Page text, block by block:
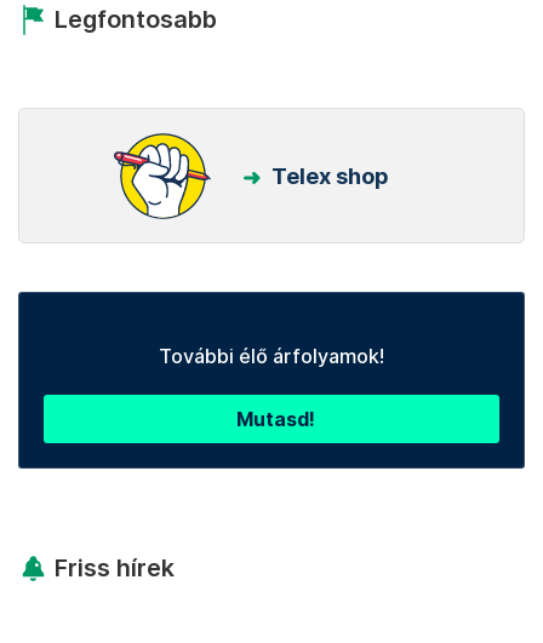
Legfontosabb
Telex shop
További élő árfolyamok!
Mutasd!
Friss hírek